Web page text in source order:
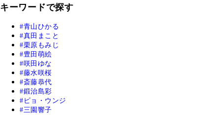
キーワードで探す
青山ひかる
真田まこと
栗原もみじ
豊田萌絵
咲田ゆな
藤水咲桜
斎藤恭代
鍛治島彩
ピョ・ウンジ
三園響子